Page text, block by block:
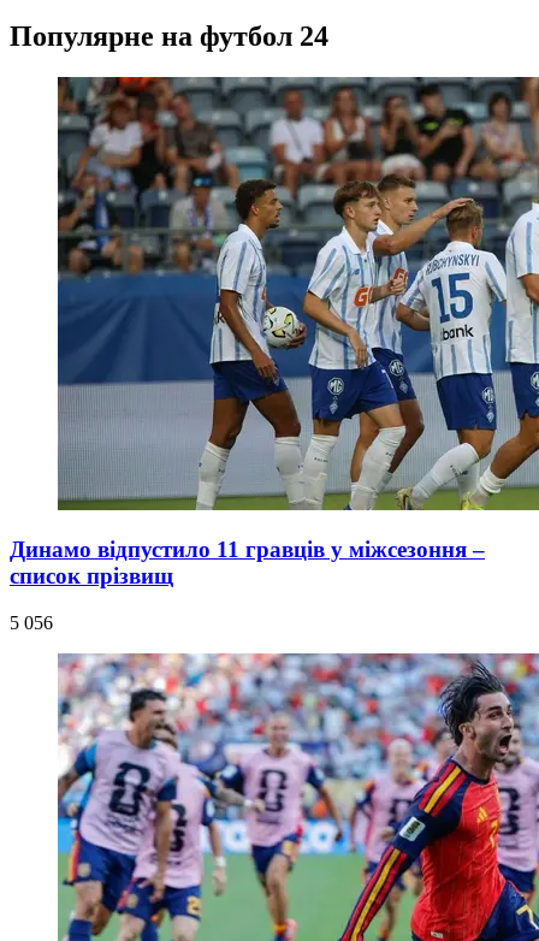
Популярне на футбол 24
Динамо відпустило 11 гравців у міжсезоння –
список прізвищ
5 056